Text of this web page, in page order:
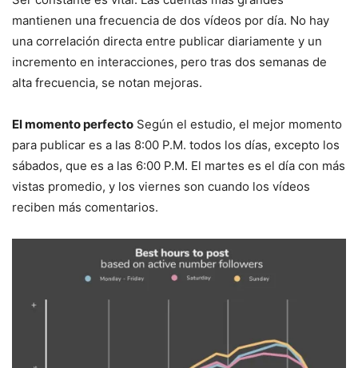
mantienen una frecuencia de dos vídeos por día. No hay
una correlación directa entre publicar diariamente y un
incremento en interacciones, pero tras dos semanas de
alta frecuencia, se notan mejoras.
El momento perfecto Según el estudio, el mejor momento
para publicar es a las 8:00 P.M. todos los días, excepto los
sábados, que es a las 6:00 P.M. El martes es el día con más
vistas promedio, y los viernes son cuando los vídeos
reciben más comentarios.